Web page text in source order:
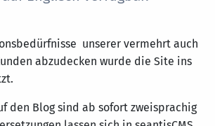
unserer vermehrt auch
abzudecken wurde die Site ins
den Blog sind ab sofort zweisprachig